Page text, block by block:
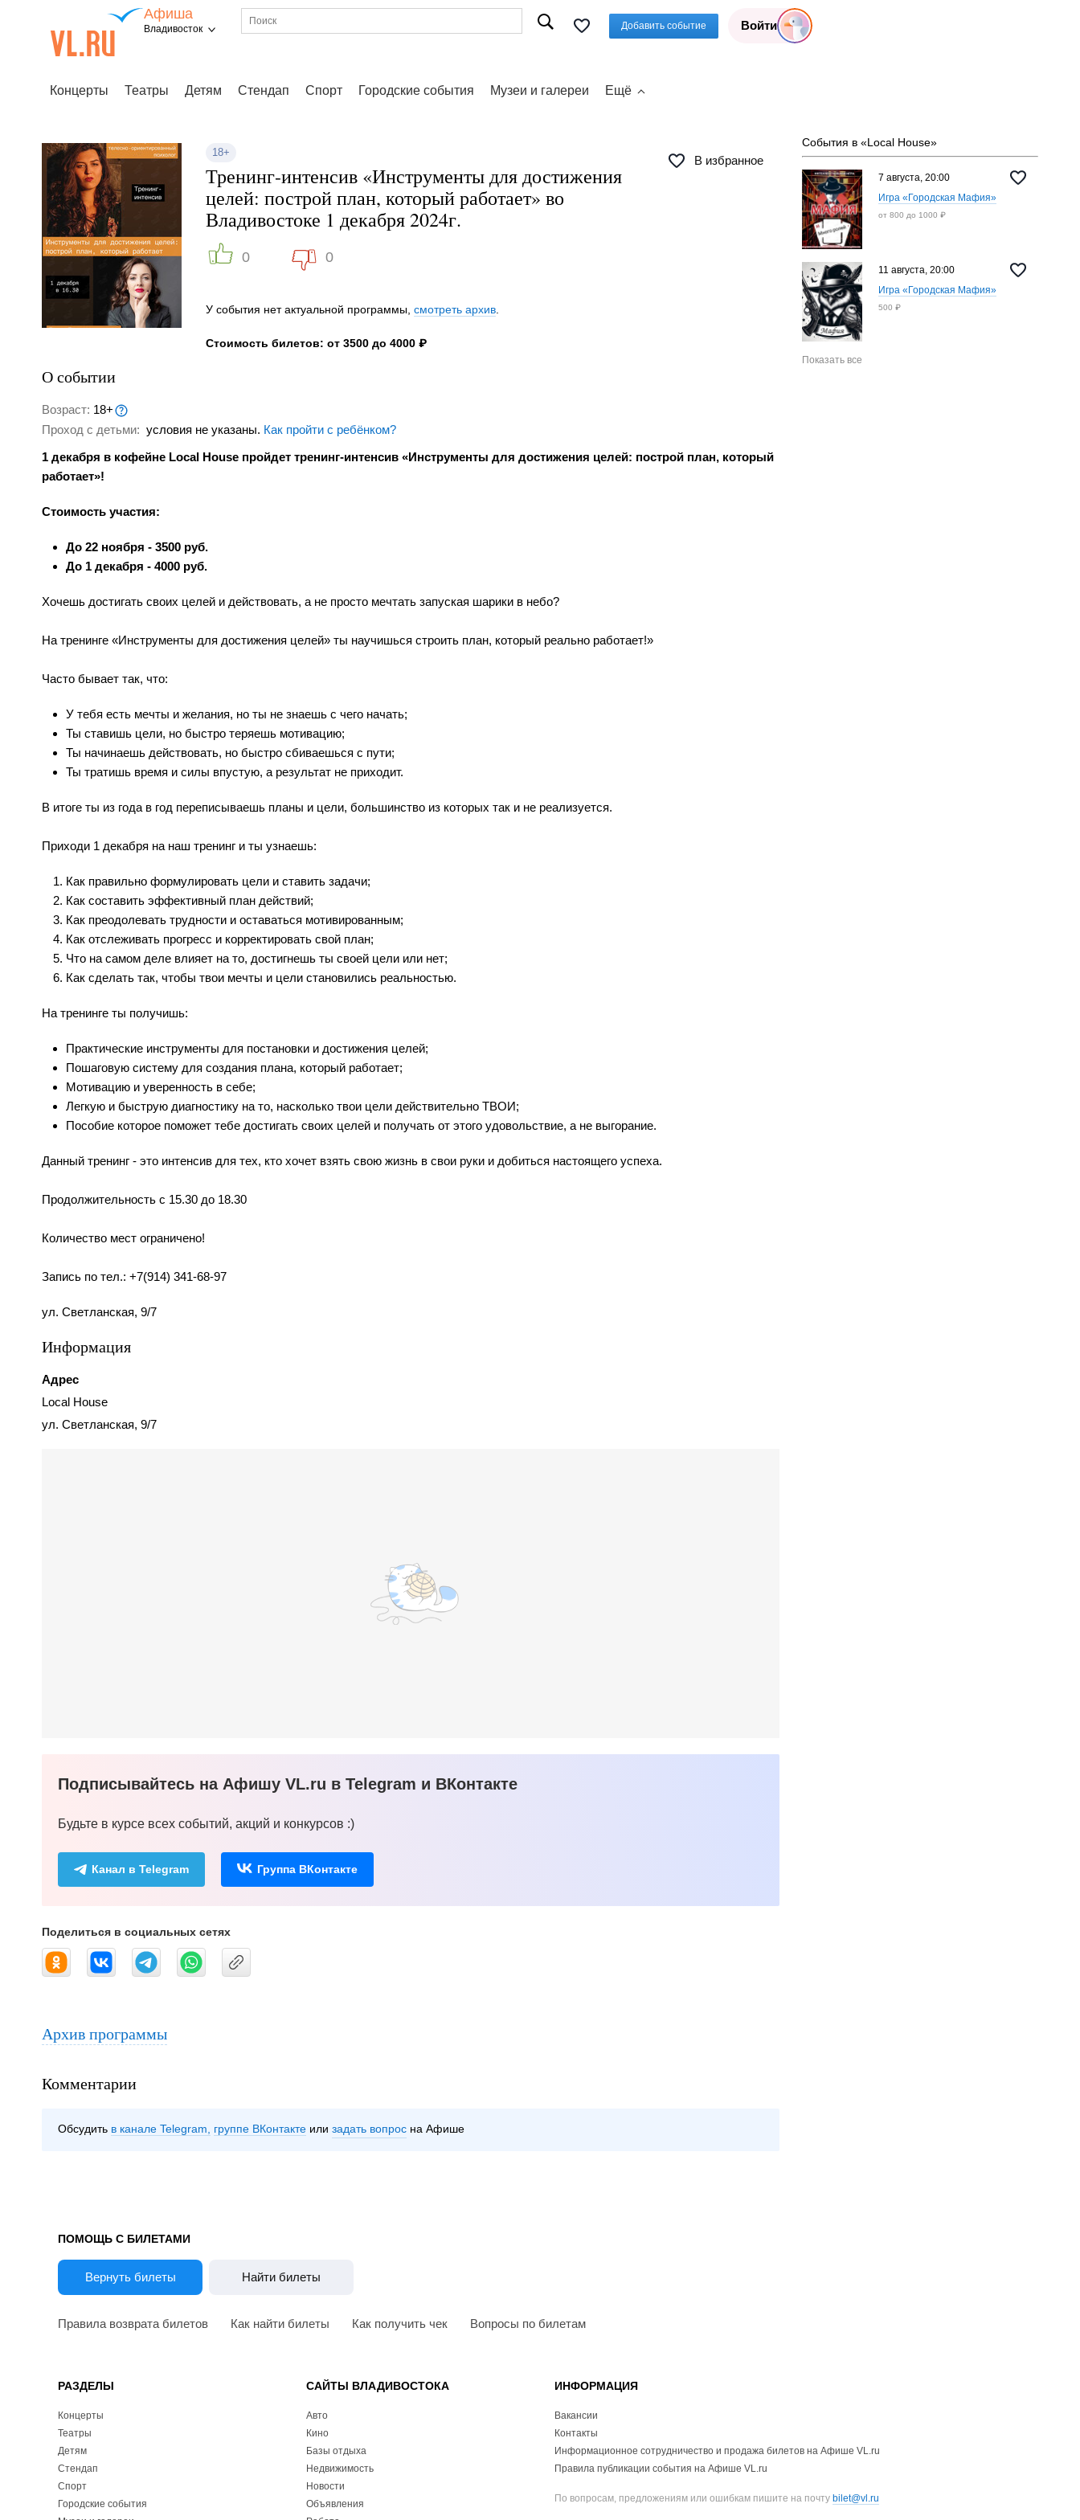
Афиша
Владивосток Добавить событие Войти
Концерты Театры Детям Стендап Спорт Городские события Музеи и галереи Ещё
18+
В избранное
Тренинг-интенсив «Инструменты для достижения
целей: построй план, который работает» во
Владивостоке 1 декабря 2024г.
0 0
У события нет актуальной программы, смотреть архив
Стоимость билетов: от 3500 до 4000 ₽
О событии
Возраст: 18+
Проход с детьми: условия не указаны. Как пройти с ребёнком?
1 декабря в кофейне Local House пройдет тренинг-интенсив «Инструменты для достижения целей: построй план, который
работает»!
Стоимость участия:
До 22 ноября - 3500 руб.
До 1 декабря - 4000 руб.
Хочешь достигать своих целей и действовать, а не просто мечтать запуская шарики в небо?
На тренинге «Инструменты для достижения целей» ты научишься строить план, который реально работает!»
Часто бывает так, что:
У тебя есть мечты и желания, но ты не знаешь с чего начать;
Ты ставишь цели, но быстро теряешь мотивацию;
Ты начинаешь действовать, но быстро сбиваешься с пути;
Ты тратишь время и силы впустую, а результат не приходит.
В итоге ты из года в год переписываешь планы и цели, большинство из которых так и не реализуется.
Приходи 1 декабря на наш тренинг и ты узнаешь:
Как правильно формулировать цели и ставить задачи;
Как составить эффективный план действий;
Как преодолевать трудности и оставаться мотивированным;
Как отслеживать прогресс и корректировать свой план;
Что на самом деле влияет на то, достигнешь ты своей цели или нет;
Как сделать так, чтобы твои мечты и цели становились реальностью.
На тренинге ты получишь:
Практические инструменты для постановки и достижения целей;
Пошаговую систему для создания плана, который работает;
Мотивацию и уверенность в себе;
Легкую и быструю диагностику на то, насколько твои цели действительно ТВОИ;
Пособие которое поможет тебе достигать своих целей и получать от этого удовольствие, а не выгорание.⠀
Данный тренинг - это интенсив для тех, кто хочет взять свою жизнь в свои руки и добиться настоящего успеха.
Продолжительность с 15.30 до 18.30
Количество мест ограничено!
Запись по тел.: +7(914) 341-68-97
ул. Светланская, 9/7
Информация
Адрес
Local House
ул. Светланская, 9/7
Подписывайтесь на Афишу VL.ru в Telegram и ВКонтакте
Будьте в курсе всех событий, акций и конкурсов :)
Канал в Telegram Группа ВКонтакте
Поделиться в социальных сетях
Архив программы
Комментарии
Обсудить в канале Telegram группе ВКонтакте задать вопрос на Афише
События в «Local House»
7 августа, 20:00
Игра «Городская Мафия»
от 800 до 1000 ₽
11 августа, 20:00
Игра «Городская Мафия»
500 ₽
Показать все
ПОМОЩЬ С БИЛЕТАМИ
Вернуть билеты Найти билеты
Правила возврата билетов Как найти билеты Как получить чек Вопросы по билетам
РАЗДЕЛЫ
Концерты
Театры
Детям
Стендап
Спорт
Городские события
САЙТЫ ВЛАДИВОСТОКА
Авто
Кино
Базы отдыха
Недвижимость
Новости
Объявления
ИНФОРМАЦИЯ
Вакансии
Контакты
Информационное сотрудничество и продажа билетов на Афише VL.ru
Правила публикации события на Афише VL.ru
По вопросам, предложениям или ошибкам пишите на почту bilet@vl.ru